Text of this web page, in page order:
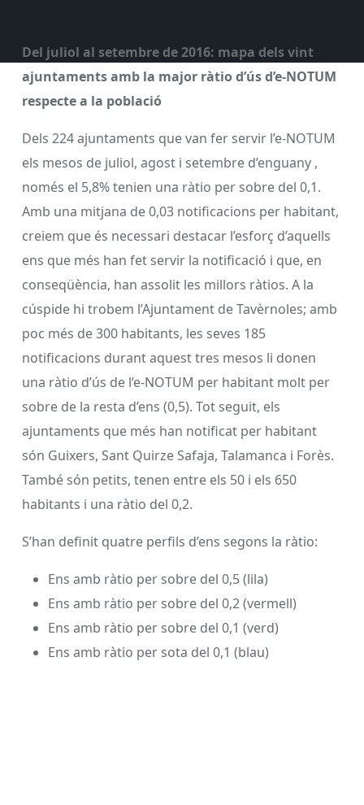
Del juliol al setembre de 2016: mapa dels vint
ajuntaments amb la major ràtio d’ús d’e-NOTUM
respecte a la població
Dels 224 ajuntaments que van fer servir l’e-NOTUM
els mesos de juliol, agost i setembre d’enguany ,
només el 5,8% tenien una ràtio per sobre del 0,1.
Amb una mitjana de 0,03 notificacions per habitant,
creiem que és necessari destacar l’esforç d’aquells
ens que més han fet servir la notificació i que, en
conseqüència, han assolit les millors ràtios. A la
cúspide hi trobem l’Ajuntament de Tavèrnoles; amb
poc més de 300 habitants, les seves 185
notificacions durant aquest tres mesos li donen
una ràtio d’ús de l’e-NOTUM per habitant molt per
sobre de la resta d’ens (0,5). Tot seguit, els
ajuntaments que més han notificat per habitant
són Guixers, Sant Quirze Safaja, Talamanca i Forès.
També són petits, tenen entre els 50 i els 650
habitants i una ràtio del 0,2.
S’han definit quatre perfils d’ens segons la ràtio:
Ens amb ràtio per sobre del 0,5 (lila)
Ens amb ràtio per sobre del 0,2 (vermell)
Ens amb ràtio per sobre del 0,1 (verd)
Ens amb ràtio per sota del 0,1 (blau)